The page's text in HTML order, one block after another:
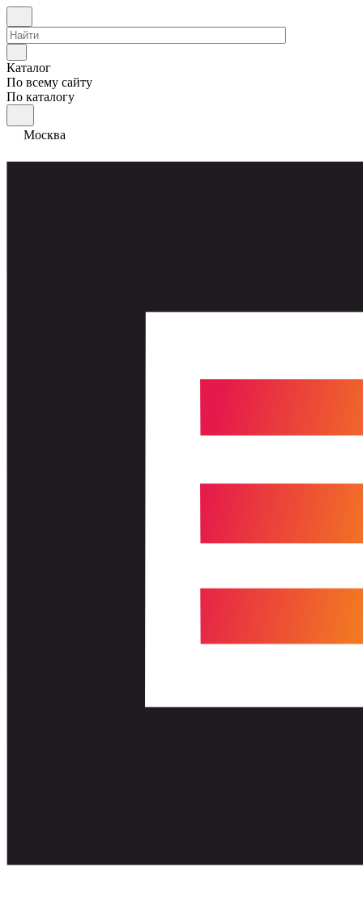
Каталог
По всему сайту
По каталогу
Москва